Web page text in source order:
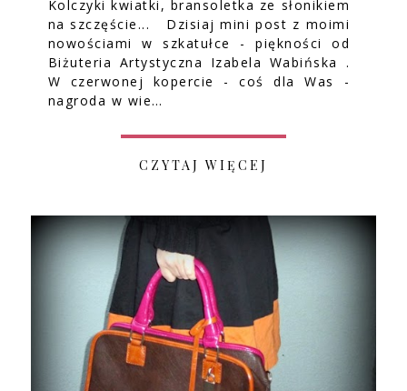
Kolczyki kwiatki, bransoletka ze słonikiem
na szczęście... Dzisiaj mini post z moimi
nowościami w szkatułce - piękności od
Biżuteria Artystyczna Izabela Wabińska .
W czerwonej kopercie - coś dla Was -
nagroda w wie…
CZYTAJ WIĘCEJ